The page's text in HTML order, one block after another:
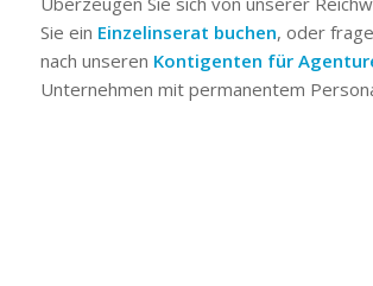
Sie ein Einzelinserat buchen, oder
nach unseren Kontigenten für
Unternehmen mit permanentem